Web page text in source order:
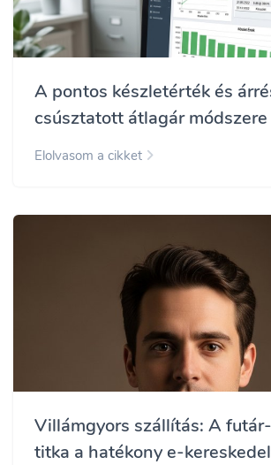
A pontos készletérték és
csúsztatott átlagár módszere
Elolvasom a cikket
Villámgyors szállítás: A
titka a hatékony e-